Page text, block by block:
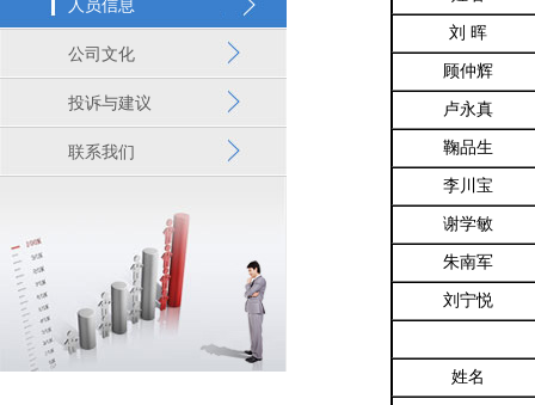
人员信息
公司文化
投诉与建议
联系我们
刘 晖
顾仲辉
卢永真
鞠品生
李川宝
谢学敏
朱南军
刘宁悦
姓名